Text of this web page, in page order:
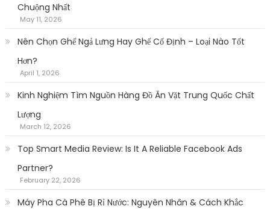
Chuộng Nhất
May 11, 2026
Nên Chọn Ghế Ngả Lưng Hay Ghế Cố Định – Loại Nào Tốt
Hơn?
April 1, 2026
Kinh Nghiệm Tìm Nguồn Hàng Đồ Ăn Vặt Trung Quốc Chất
Lượng
March 12, 2026
Top Smart Media Review: Is It A Reliable Facebook Ads
Partner?
February 22, 2026
Máy Pha Cà Phê Bị Rỉ Nước: Nguyên Nhân & Cách Khắc